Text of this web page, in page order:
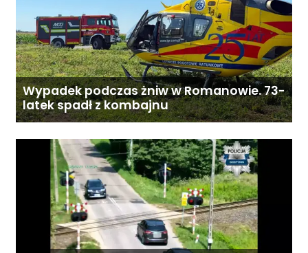
Wypadek podczas żniw w Romanowie. 73-
latek spadł z kombajnu